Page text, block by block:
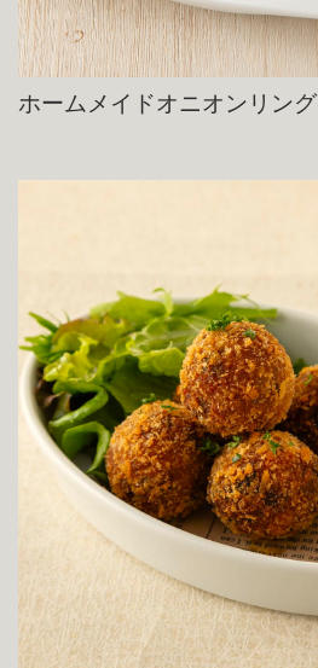
ホームメイドオニオンリング